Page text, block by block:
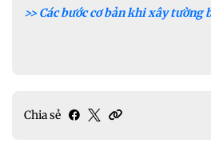
>> Các bước cơ bản khi xây tường
Chia sẻ